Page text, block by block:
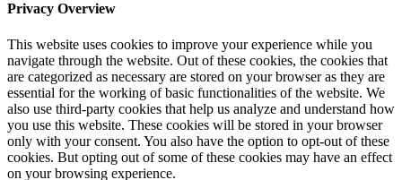
Privacy Overview
This website uses cookies to improve your experience while you
navigate through the website. Out of these cookies, the cookies that
are categorized as necessary are stored on your browser as they are
essential for the working of basic functionalities of the website. We
also use third-party cookies that help us analyze and understand how
you use this website. These cookies will be stored in your browser
only with your consent. You also have the option to opt-out of these
cookies. But opting out of some of these cookies may have an effect
on your browsing experience.